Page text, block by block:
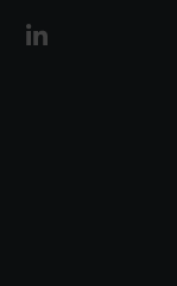
YouTube